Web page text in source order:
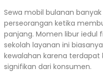
Sewa mobil bulanan
perseorangan ketika
panjang. Momen libur iedul
sekolah layanan ini
kewalahan karena
signifikan dari konsumen.